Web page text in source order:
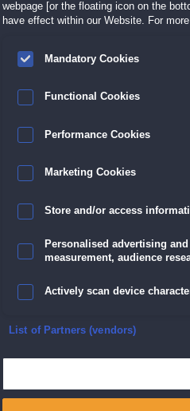
Datenschutz| AGB|Impressum
webpage [or the floating icon on the
have effect within our Website. For
Mandatory Cookies
Functional Cookies
Performance Cookies
Marketing Cookies
Store and/or access
Personalised advertising
measurement, audience
Actively scan device
Ensure security, prevent
List of Partners (vendors)